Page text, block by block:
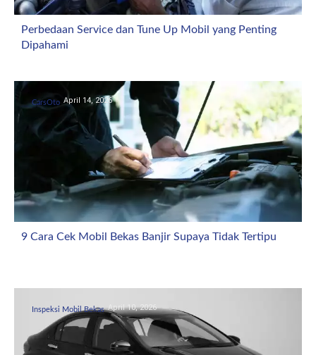
Perbedaan Service dan Tune Up Mobil yang Penting
Dipahami
CarsOto April 14, 2026
9 Cara Cek Mobil Bekas Banjir Supaya Tidak Tertipu
Inspeksi Mobil Bekas April 10, 2026